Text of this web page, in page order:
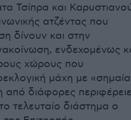
Τσίπρα και
ατζέντας που
δίνουν και στην
ενδεχομένως
χώρους που
μάχη με
διάφορες
τελευταίο διάστημα ο